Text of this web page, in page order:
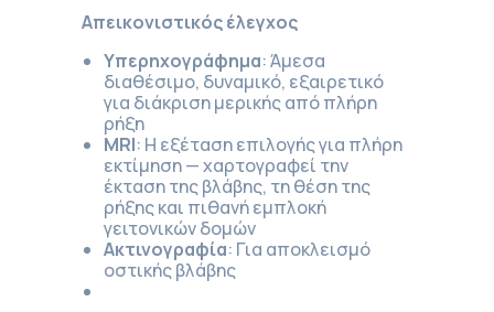
Απεικονιστικός έλεγχος
Υπερηχογράφημα: Άμεσα
διαθέσιμο, δυναμικό, εξαιρετικό
για διάκριση μερικής από πλήρη
ρήξη
MRI: Η εξέταση επιλογής για πλήρη
εκτίμηση — χαρτογραφεί την
έκταση της βλάβης, τη θέση της
ρήξης και πιθανή εμπλοκή
γειτονικών δομών
Ακτινογραφία: Για αποκλεισμό
οστικής βλάβης